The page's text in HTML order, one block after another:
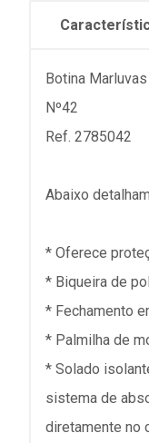
Botina
Nº42
Ref. 2785042
Abaixo
* Oferece
* Biqueira de
* Fechamento
* Palmilha de
* Solado
sistema de
diretamente no